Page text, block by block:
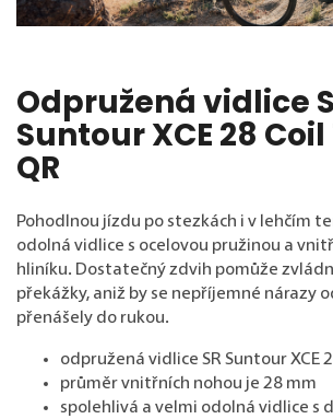
Odpružená vidlice
Suntour XCE 28
QR
Pohodlnou jízdu po stezkách i v lehčím
odolná vidlice s ocelovou pružinou a
hliníku. Dostatečný zdvih pomůže
překážky, aniž by se nepříjemné nárazy
přenášely do rukou.
odpružená vidlice SR Suntour XCE
průměr vnitřních nohou je 28 mm
spolehlivá a velmi odolná vidlice s